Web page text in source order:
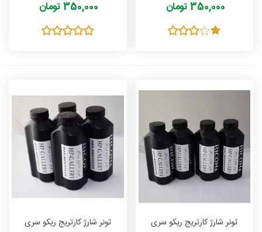
Ricoh 212 مدل ناسو NASOO
وزن 150 گرمی
350,000 تومان
Ricoh 211 مدل ناسو NASOO
وزن 150 گرمی
350,000 تومان
تونر شارژ کارتریج ریکو سری
تونر شارژ کارتریج ریکو سری